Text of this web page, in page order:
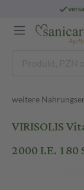
weitere
VIRISOLIS
2000 I.E.